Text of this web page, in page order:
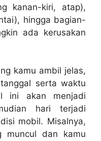
kanan-kiri, atap),
hingga bagian-
ada kerusakan
kamu ambil jelas,
serta waktu
ini akan menjadi
hari terjadi
mobil. Misalnya,
dan kamu